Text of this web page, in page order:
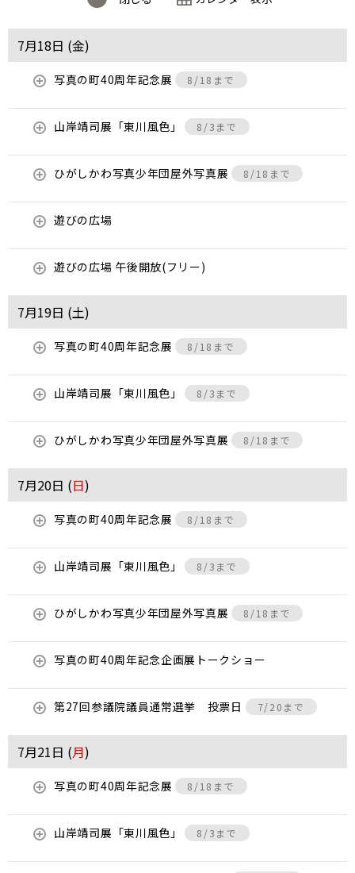
7月18日 (金)
写真の町40周年記念展 8/18まで
山岸靖司展「東川風色」 8/3まで
ひがしかわ写真少年団屋外写真展 8/18まで
遊びの広場
遊びの広場 午後開放(フリー)
7月19日 (土)
写真の町40周年記念展 8/18まで
山岸靖司展「東川風色」 8/3まで
ひがしかわ写真少年団屋外写真展 8/18まで
7月20日 (日)
写真の町40周年記念展 8/18まで
山岸靖司展「東川風色」 8/3まで
ひがしかわ写真少年団屋外写真展 8/18まで
写真の町40周年記念企画展トークショー
第27回参議院議員通常選挙 投票日 7/20まで
7月21日 (月)
写真の町40周年記念展 8/18まで
山岸靖司展「東川風色」 8/3まで